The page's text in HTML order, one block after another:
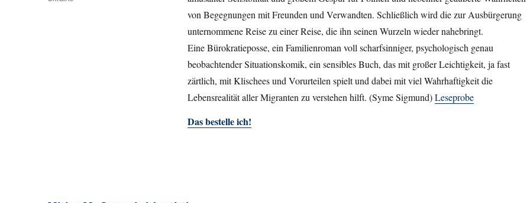
von Begegnungen mit Freunden und Verwandten. Schließlich wird die zur Ausbürgerung
unternommene Reise zu einer Reise, die ihn seinen Wurzeln wieder nahebringt.
Eine Bürokratieposse, ein Familienroman voll scharfsinniger, psychologisch genau
beobachtender Situationskomik, ein sensibles Buch, das mit großer Leichtigkeit, ja fast
zärtlich, mit Klischees und Vorurteilen spielt und dabei mit viel Wahrhaftigkeit die
Lebensrealität aller Migranten zu verstehen hilft. (Syme Sigmund)Leseprobe
Das bestelle ich!